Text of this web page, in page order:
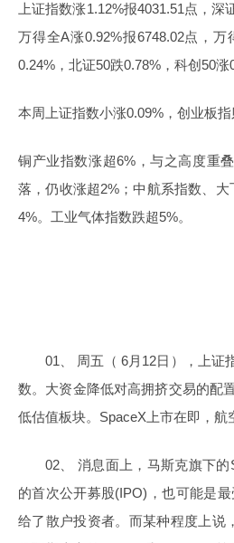
上证指数涨1.12%报4031.51点，
万得全A涨0.92%报6748.02点，
0.24%，北证50跌0.78%，科创50
本周上证指数小涨0.09%，创业板
铜产业指数涨超6%，与之高度重
落，仍收涨超2%；中航系指数、
4%。工业气体指数跌超5%。
01、 周五（ 6月12日），上证
数。大资金降低对高拥挤交易的配
低估值板块。SpaceX上市在即，
02、 消息面上，马斯克旗下
的首次公开募股(IPO)，也可能是
给了散户投资者。而某种程度上说